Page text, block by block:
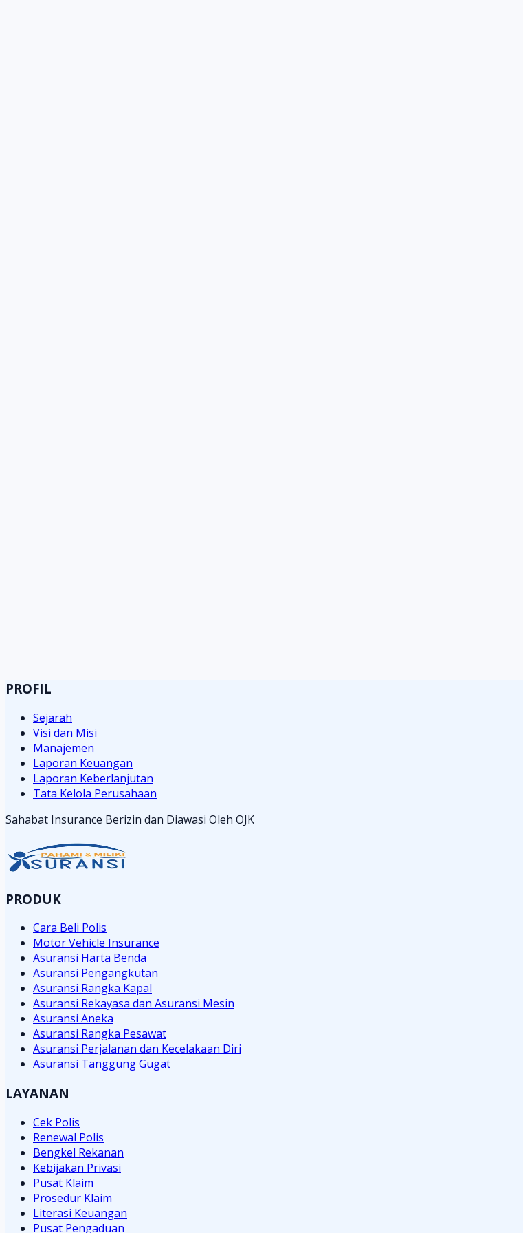
PROFIL
Sejarah
Visi dan Misi
Manajemen
Laporan Keuangan
Laporan Keberlanjutan
Tata Kelola Perusahaan
Sahabat Insurance Berizin dan Diawasi Oleh OJK
PRODUK
Cara Beli Polis
Motor Vehicle Insurance
Asuransi Harta Benda
Asuransi Pengangkutan
Asuransi Rangka Kapal
Asuransi Rekayasa dan Asuransi Mesin
Asuransi Aneka
Asuransi Rangka Pesawat
Asuransi Perjalanan dan Kecelakaan Diri
Asuransi Tanggung Gugat
LAYANAN
Cek Polis
Renewal Polis
Bengkel Rekanan
Kebijakan Privasi
Pusat Klaim
Prosedur Klaim
Literasi Keuangan
Pusat Pengaduan